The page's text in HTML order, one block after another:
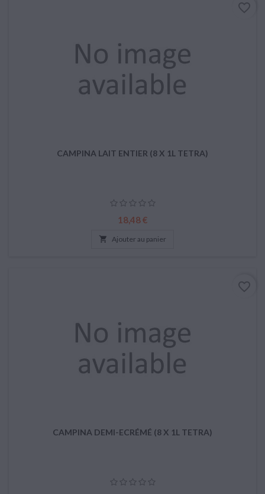
CAMPINA LAIT ENTIER (8 X 1L TETRA)
Prix
18,48 €
 Ajouter au panier
favorite_border
CAMPINA DEMI-ECRÉMÉ (8 X 1L TETRA)
favorite_border